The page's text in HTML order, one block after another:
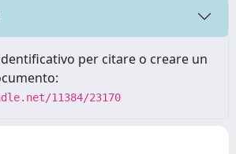
per citare o creare un
11384/23170